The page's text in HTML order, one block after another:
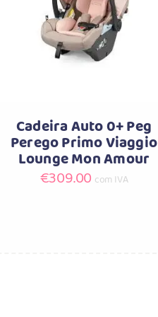
Comprar
Cadeira Auto 0+ Peg
Perego Primo Viaggio
Lounge Mon Amour
€309.00 com IVA